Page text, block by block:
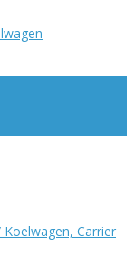
Carrier